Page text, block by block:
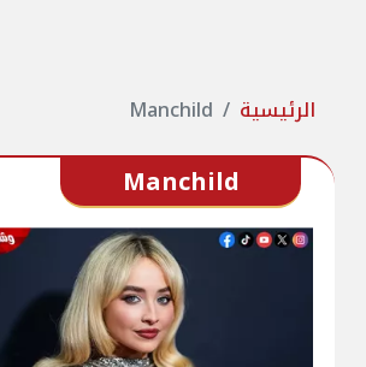
الرئيسية Manchild
Manchild